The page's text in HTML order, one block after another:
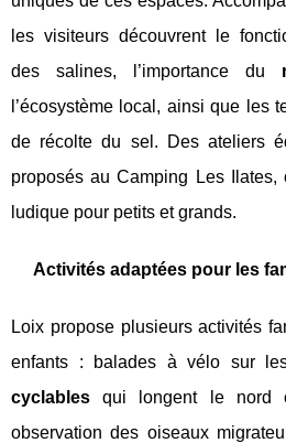
les visiteurs découvrent le
des salines, l’importance du
l’écosystème local, ainsi que les
de récolte du sel. Des ateliers
proposés au Camping Les Ilates,
ludique pour petits et grands.
Activités adaptées pour les
Loix propose plusieurs activités
enfants : balades à vélo sur
cyclables qui longent le nord
observation des oiseaux